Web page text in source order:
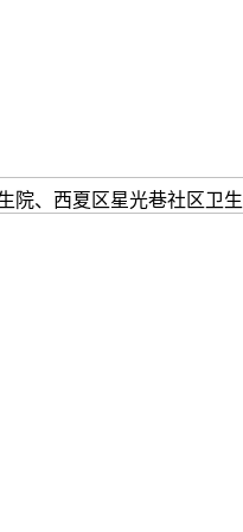
院、西夏区星光巷社区卫